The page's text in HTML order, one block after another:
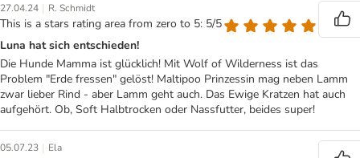
27.04.24 | R. Schmidt
This is a stars rating area from zero to 5: 5/5
Luna hat sich entschieden!
Die Hunde Mamma ist glücklich! Mit Wolf of Wilderness ist das
Problem "Erde fressen" gelöst! Maltipoo Prinzessin mag neben Lamm
zwar lieber Rind - aber Lamm geht auch. Das Ewige Kratzen hat auch
aufgehört. Ob, Soft Halbtrocken oder Nassfutter, beides super!
05.07.23 | Ela